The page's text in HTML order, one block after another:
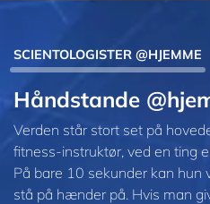
SCIENTOLOGISTER @HJEMME
Håndstande
Verden står stort set på
fitness-instruktør, ved en ting
På bare 10 sekunder kan hun
stå på hænder på. Hvis man